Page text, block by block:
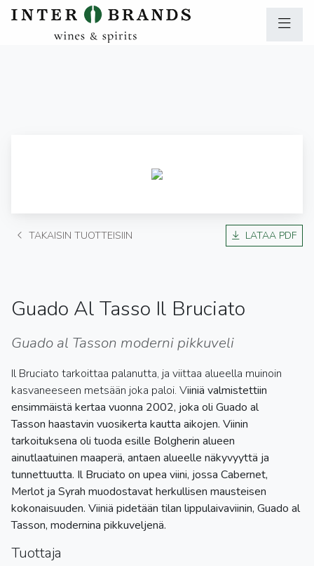
TAKAISIN TUOTTEISIIN LATAA PDF
Guado Al Tasso Il Bruciato
Guado al Tasson moderni pikkuveli
Il Bruciato tarkoittaa palanutta, ja viittaa alueella muinoin
kasvaneeseen metsään joka paloi. Viiniä valmistettiin
ensimmäistä kertaa vuonna 2002, joka oli Guado al
Tasson haastavin vuosikerta kautta aikojen. Viinin
tarkoituksena oli tuoda esille Bolgherin alueen
ainutlaatuinen maaperä, antaen alueelle näkyvyyttä ja
tunnettuutta. Il Bruciato on upea viini, jossa Cabernet,
Merlot ja Syrah muodostavat herkullisen mausteisen
kokonaisuuden. Viiniä pidetään tilan lippulaivaviinin, Guado al
Tasson, modernina pikkuveljenä.
Tuottaja